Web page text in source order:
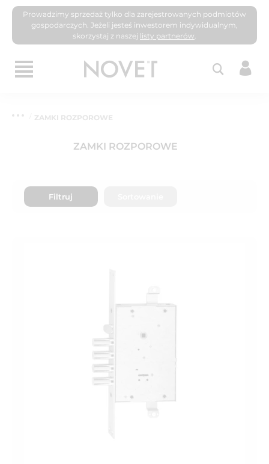
Prowadzimy sprzedaż tylko dla zarejestrowanych podmiotów
gospodarczych. Jeżeli jesteś inwestorem indywidualnym,
skorzystaj z naszej listy partnerów.
ZAMKI ROZPOROWE
ZAMKI ROZPOROWE
Filtruj